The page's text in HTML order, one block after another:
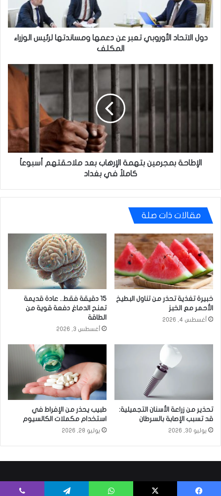
ومساندتها
لرئيس
الوزراء
المكلف
دول الاتحاد الأوروبي تعبر عن دعمها ومساندتها لرئيس الوزراء
المكلف
بمجرمين
في
بغدادالإطاحة بمجرمين بتهمة الإرهاب بعد ملاحقتهم أسبوعاً
كاملاً في بغداد
مقالات ذات صلة
خبيرة تغذية تحذر من تناول البطيخ
الأحمر مع الخبز
أغسطس 4, 2026
15 دقيقة فقط.. عادة قديمة
تمنح الدماغ دفعة قوية من
الطاقة
أغسطس 3, 2026
تحذير من زراعة الأسنان التجميلية:
قد تسبب الإصابة بالسرطان
يوليو 30, 2026
طبيب يحذر من الإفراط في
استخدام مكملات الكالسيوم
يوليو 28, 2026